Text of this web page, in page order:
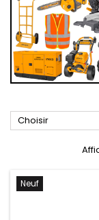
Choisir
Neuf